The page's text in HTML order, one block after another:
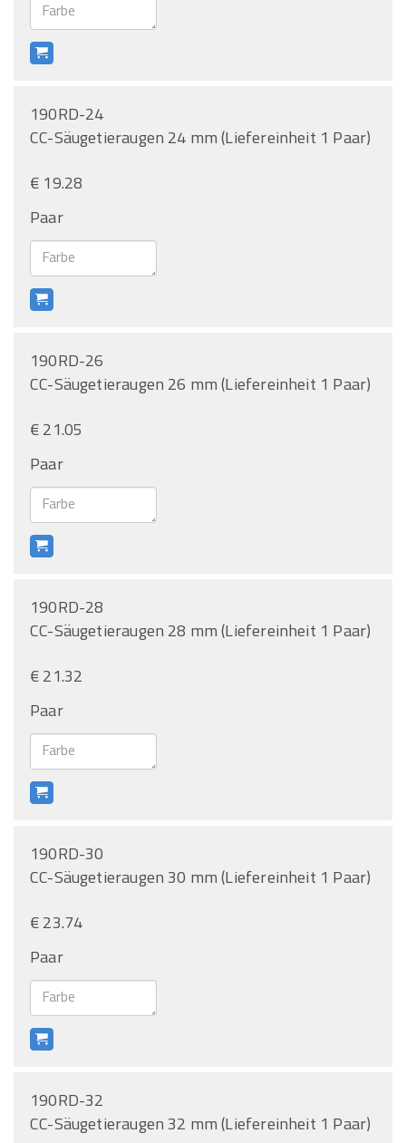
190RD-24
CC-Säugetieraugen 24 mm (Liefereinheit 1 Paar)
€ 19.28
Paar
190RD-26
CC-Säugetieraugen 26 mm (Liefereinheit 1 Paar)
€ 21.05
Paar
190RD-28
CC-Säugetieraugen 28 mm (Liefereinheit 1 Paar)
€ 21.32
Paar
190RD-30
CC-Säugetieraugen 30 mm (Liefereinheit 1 Paar)
€ 23.74
Paar
190RD-32
CC-Säugetieraugen 32 mm (Liefereinheit 1 Paar)